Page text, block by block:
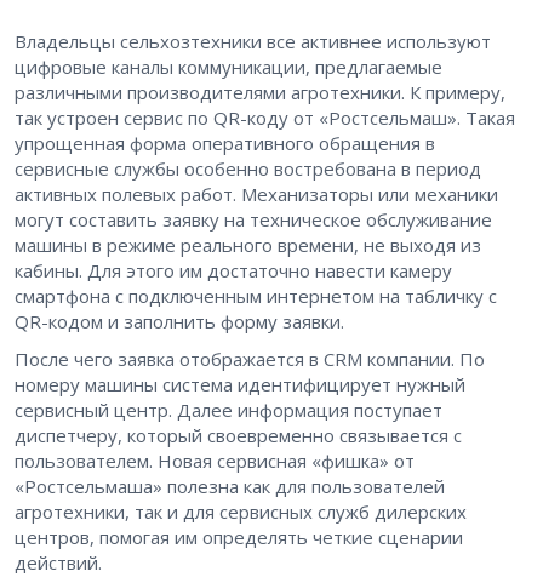
Владельцы сельхозтехники все активнее используют
цифровые каналы коммуникации, предлагаемые
различными производителями агротехники. К примеру,
так устроен сервис по QR-коду от «Ростсельмаш». Такая
упрощенная форма оперативного обращения в
сервисные службы особенно востребована в период
активных полевых работ. Механизаторы или механики
могут составить заявку на техническое обслуживание
машины в режиме реального времени, не выходя из
кабины. Для этого им достаточно навести камеру
смартфона с подключенным интернетом на табличку с
QR-кодом и заполнить форму заявки.
После чего заявка отображается в CRM компании. По
номеру машины система идентифицирует нужный
сервисный центр. Далее информация поступает
диспетчеру, который своевременно связывается с
пользователем. Новая сервисная «фишка» от
«Ростсельмаша» полезна как для пользователей
агротехники, так и для сервисных служб дилерских
центров, помогая им определять четкие сценарии
действий.